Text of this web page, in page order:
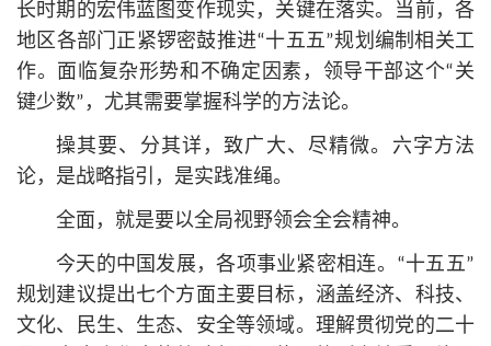
长时期的宏伟蓝图变作现实，关键在落实。当前，各
地区各部门正紧锣密鼓推进“十五五”规划编制相关工
作。面临复杂形势和不确定因素，领导干部这个“关
键少数”，尤其需要掌握科学的方法论。
操其要、分其详，致广大、尽精微。六字方法
论，是战略指引，是实践准绳。
全面，就是要以全局视野领会全会精神。
今天的中国发展，各项事业紧密相连。“十五五”
规划建议提出七个方面主要目标，涵盖经济、科技、
文化、民生、生态、安全等领域。理解贯彻党的二十